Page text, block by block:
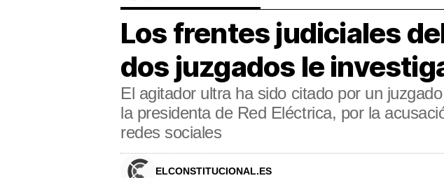
Los frentes judiciales
dos juzgados le
El agitador ultra ha sido citado por un
la presidenta de Red Eléctrica, por la
redes sociales
ELCONSTITUCIONAL.ES